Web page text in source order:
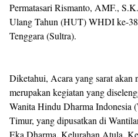
Permatasari Rismanto, AMF.,
Ulang Tahun (HUT) WHDI ke-
Tenggara (Sultra).
Diketahui, Acara yang sarat akan
merupakan kegiatan yang
Wanita Hindu Dharma
Timur, yang dipusatkan di
Eka Dharma, Kelurahan Atula,